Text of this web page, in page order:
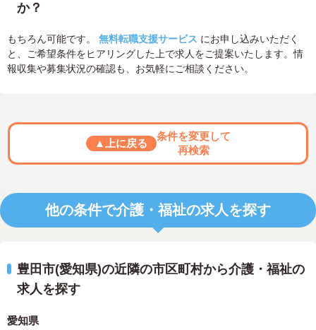
か？
もちろん可能です。 無料転職支援サービス にお申し込みいただく
と、ご希望条件をヒアリングした上で求人をご提案いたします。情
報収集や募集状況の確認も、お気軽にご相談ください。
▲上に戻る
条件を変更して
再検索
他の条件で介護・福祉の求人を探す
豊田市(愛知県)の近隣の市区町村から介護・福祉の
求人を探す
愛知県